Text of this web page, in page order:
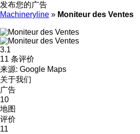
发布您的广告
Machineryline » Moniteur des Ventes
3.1
11 条评价
来源: Google Maps
关于我们
广告
10
地图
评价
11